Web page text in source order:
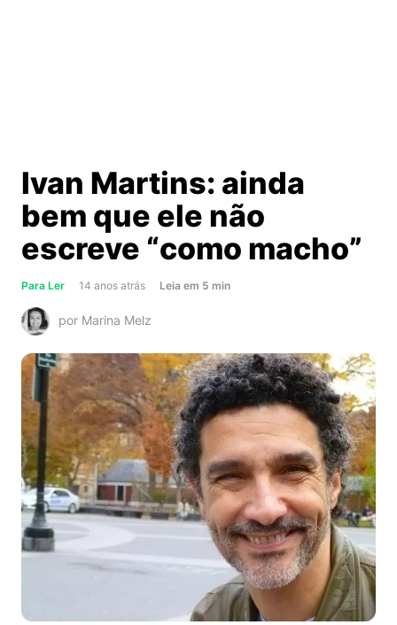
Ivan Martins: ainda
bem que ele não
escreve “como macho”
Para Ler 14 anos atrás Leia about
bem
que
ele
não
escreve
“como
macho”
em 5 min
por Marina Melz